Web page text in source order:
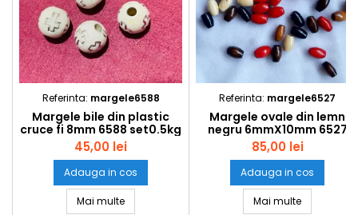
Referinta: margele6588
Margele bile din plastic
cruce fi 8mm 6588 set0.5kg
45,00 lei
Adauga in cos
Mai multeMargele bile din plastic cruce fi 8mm 6588
Referinta: margele6527
Margele ovale din lemn
negru 6mmX10mm 6527
set1kg
85,00 lei
Adauga in cos
Mai multeMargele